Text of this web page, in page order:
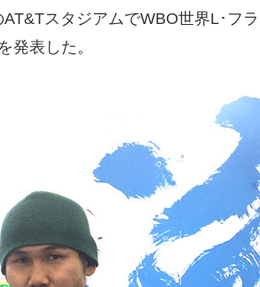
スタジアムでWBO世界L･フ
発表した。